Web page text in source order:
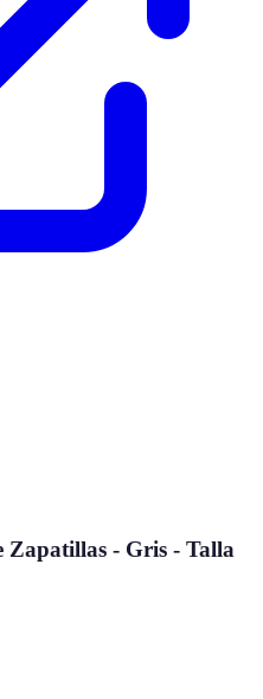
- Gris - Talla